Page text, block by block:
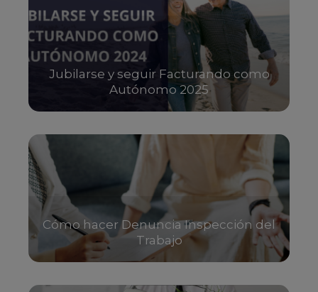
Jubilarse y seguir Facturando como
Autónomo 2025
Cómo hacer Denuncia Inspección del
Trabajo